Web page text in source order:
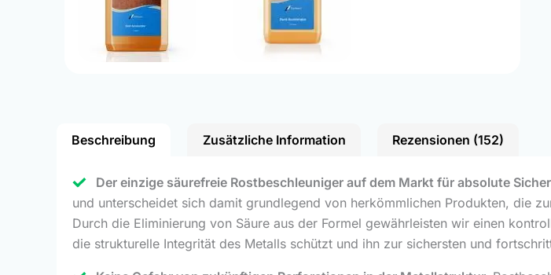
Beschreibung Zusätzliche Information Rezensionen (152)
Der einzige säurefreie Rostbeschleuniger auf dem Markt für absolute
und unterscheidet sich damit grundlegend von herkömmlichen Produkten, die
Durch die Eliminierung von Säure aus der Formel gewährleisten wir einen
die strukturelle Integrität des Metalls schützt und ihn zur sichersten und